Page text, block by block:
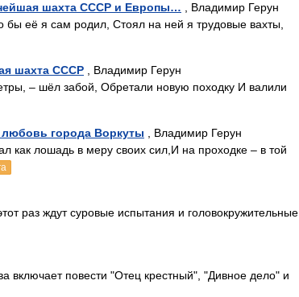
шахта СССР и Европы… , Владимир Герун
бы её я сам родил, Стоял на ней я трудовые вахты,
шахта СССР , Владимир Герун
– шёл забой, Обретали новую походку И валили
города Воркуты , Владимир Герун
как лошадь в меру своих сил,И на проходке – в той
раз ждут суровые испытания и головокружительные
включает повести "Отец крестный", "Дивное дело" и